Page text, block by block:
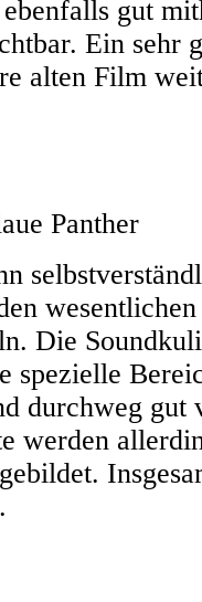
gut
Ein sehr
alten Film
Die
spezielle
durchweg gut
werden